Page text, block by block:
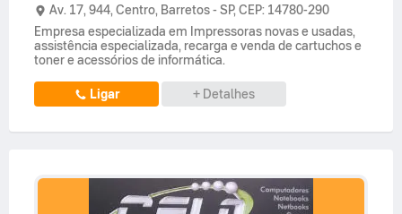
Av. 17, 944, Centro, Barretos- SP, CEP: 14780-290
Empresa especializada em Impressoras novas e usadas,
assistência especializada, recarga e venda de cartuchos e
toner e acessórios de informática.
Ligar + Detalhes